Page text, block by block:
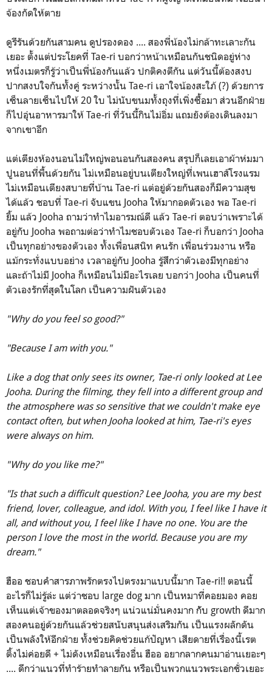
จ้องกัดให้ตาย
ดูรีรันด้วยกันสามคน ดูปรองดอง .... สองพี่น้องไม่กล้าทะเลาะกัน
เยอะ ตั้งแต่ประโยคที่ Tae-ri บอกว่าหน้าเหมือนกันชนิดอยู่ห่าง
หนึ่งเมตรก็รู้ว่าเป็นพี่น้องกันแล้ว ปกติคงตีกัน แต่วันนี้ต้องสงบ
ปากสงบใจกันทั้งคู่ ระหว่างนั้น Tae-ri เอาใจน้องสะใภ้ (?) ด้วยการ
เซ็นลายเซ็นไปให้ 20 ใบ ไม่นับขนมทั้งถุงที่เพิ่งซื้อมา ส่วนอีกฝ่าย
ก็ไปอุ่นอาหารมาให้ Tae-ri ที่วันนี้่กินไม่อิ่ม แถมยังต้องเดินลงมา
จากเขาอีก
แต่เตียงห้องนอนไม่ใหญ่พอนอนกันสองคน สรุปก็เลยเอาผ้าห่มมา
ปูนอนที่พื้นด้วยกัน ไม่เหมือนอยู่บนเตียงใหญ่ที่เพนเฮาส์โรงแรม
ไม่เหมือนเตียงสบายที่บ้าน Tae-ri แต่อยู่ด้วยกันสองก็มีความสุข
ได้แล้ว ชอบที่ Tae-ri จับแขน Jooha ให้มากอดตัวเอง พอ Tae-ri
ยิ้ม แล้ว Jooha ถามว่าทำไมอารมณ์ดี แล้ว Tae-ri ตอบว่าเพราะได้
อยู่กับ Jooha พอถามต่อว่าทำไมชอบตัวเอง Tae-ri ก็บอกว่า Jooha
เป็นทุกอย่างของตัวเอง ทั้งเพื่อนสนิท คนรัก เพื่อนร่วมงาน หรือ
แม้กระทั่งแบบอย่าง เวลาอยู่กับ Jooha รู้สึกว่าตัวเองมีทุกอย่าง
และถ้าไม่มี Jooha ก็เหมือนไม่มีอะไรเลย บอกว่า Jooha เป็นคนที่
ตัวเองรักที่สุดในโลก เป็นความฝันตัวเอง
"Why do you feel so good?"
"Because I am with you."
Like a dog that only sees its owner, Tae-ri only looked at Lee
Jooha. During the filming, they fell into a different group and
the atmosphere was so sensitive that we couldn't make eye
contact often, but when Jooha looked at him, Tae-ri's eyes
were always on him.
"Why do you like me?"
"Is that such a difficult question? Lee Jooha, you are my best
friend, lover, colleague, and idol. With you, I feel like I have it
all, and without you, I feel like I have no one. You are the
person I love the most in the world. Because you are my
dream."
ฮืออ ชอบคำสารภาพรักตรงไปตรงมาแบบนี้มาก Tae-ri!! ตอนนี้
อะไรก็ไม่รู้ล่ะ แต่ว่าชอบ large dog มาก เป็นหมาที่คอยมอง คอย
เห็นแต่เจ้าของมาตลอดจริงๆ แน่วแน่มั่นคงมาก กัับ growth ดีมาก
สองคนอยู่ด้วยกันแล้วช่วยสนับสนุนส่งเสริมกัน เป็นแรงผลักดัน
เป็นพลังให้อีกฝ่าย ทั้งช่วยคิดช่วยแก้ปัญหา เสียดายที่เรื่องนี้เรต
ติ้งไม่ค่อยดี + ไม่ดังเหมือนเรื่องอื่น ฮืออ อยากลากคนมาอ่านเยอะๆ
.... ดีกว่าแนวที่ทำร้ายทำลายกัน หรือเป็นพวกแนวพระเอกชั่วเยอะ